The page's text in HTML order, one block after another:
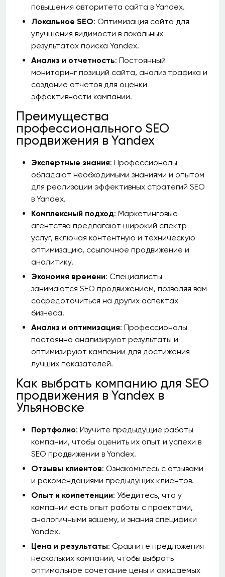
повышения авторитета сайта в Yandex.
Локальное SEO: Оптимизация сайта для
улучшения видимости в локальных
результатах поиска Yandex.
Анализ и отчетность: Постоянный
мониторинг позиций сайта, анализ трафика и
создание отчетов для оценки
эффективности кампании.
Преимущества
профессионального SEO
продвижения в Yandex
Экспертные знания: Профессионалы
обладают необходимыми знаниями и опытом
для реализации эффективных стратегий SEO
в Yandex.
Комплексный подход: Маркетинговые
агентства предлагают широкий спектр
услуг, включая контентную и техническую
оптимизацию, ссылочное продвижение и
аналитику.
Экономия времени: Специалисты
занимаются SEO продвижением, позволяя вам
сосредоточиться на других аспектах
бизнеса.
Анализ и оптимизация: Профессионалы
постоянно анализируют результаты и
оптимизируют кампании для достижения
лучших показателей.
Как выбрать компанию для SEO
продвижения в Yandex в
Ульяновске
Портфолио: Изучите предыдущие работы
компании, чтобы оценить их опыт и успехи в
SEO продвижении в Yandex.
Отзывы клиентов: Ознакомьтесь с отзывами
и рекомендациями предыдущих клиентов.
Опыт и компетенции: Убедитесь, что у
компании есть опыт работы с проектами,
аналогичными вашему, и знания специфики
Yandex.
Цена и результаты: Сравните предложения
нескольких компаний, чтобы выбрать
оптимальное сочетание цены и ожидаемых